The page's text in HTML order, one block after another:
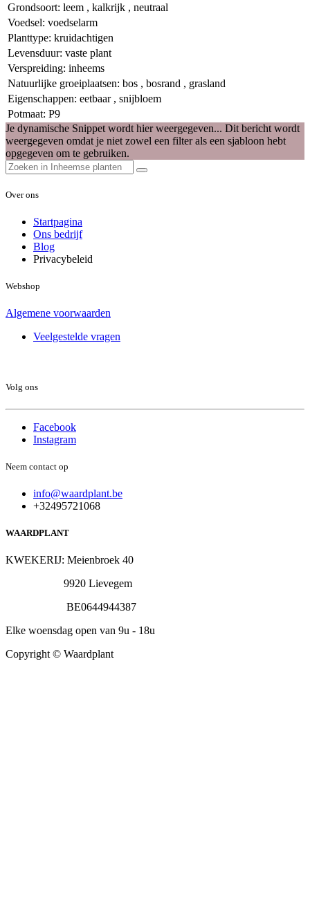
Grondsoort: leem , kalkrijk , neutraal
Voedsel: voedselarm
Planttype: kruidachtigen
Levensduur: vaste plant
Verspreiding: inheems
Natuurlijke groeiplaatsen: bos , bosrand , grasland
Eigenschappen: eetbaar, snijbloem
Potmaat: P9
Je dynamische Snippet wordt hier weergegeven... Dit bericht wordt
weergegeven omdat je niet zowel een filter als een sjabloon hebt
opgegeven om te gebruiken.
Over ons
Startpagina
Ons bedrijf
Blog
Privacybeleid
Webshop
Algemene voorwaarden
Veelgestelde vragen
Volg ons
Facebook
Instagram
Neem contact op
info@waardplant.be
+32495721068
WAARDPLANT
KWEKERIJ: Meienbroek 40
9920 Lievegem
BE0644944387
Elke woensdag open van 9u - 18u
Copyright © Waardplant